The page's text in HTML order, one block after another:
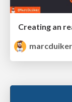
marcduiker